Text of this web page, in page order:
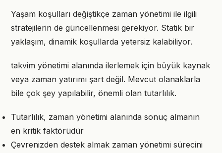
Yaşam koşulları değiştikçe zaman yönetimi ile ilgili
stratejilerin de güncellenmesi gerekiyor. Statik bir
yaklaşım, dinamik koşullarda yetersiz kalabiliyor.
takvim yönetimi alanında ilerlemek için büyük kaynak
veya zaman yatırımı şart değil. Mevcut olanaklarla
bile çok şey yapılabilir, önemli olan tutarlılık.
Tutarlılık, zaman yönetimi alanında sonuç almanın
en kritik faktörüdür
Çevrenizden destek almak zaman yönetimi sürecini